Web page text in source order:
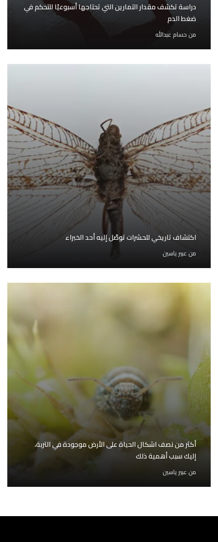
دراسة تكشف مقدار التمارين التي تحتاجها أسبوعيًا للتحكم في
ضغط الدم
من حسام عبدالله
اكتشاف تاريخي للحشرات توصّل إليه أحد الخبراء
من عبير ياسين
أكثر من نصف اشكال الحياة على الأرض موجودة في التربة،
إليك سبب أهمية ذلك
من عبير ياسين